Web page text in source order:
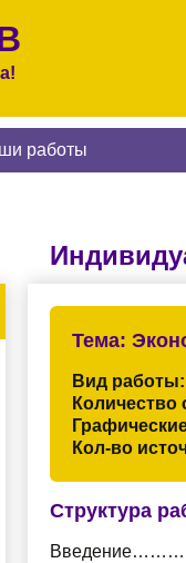
работы
Тема:
Вид работы:
Количество
Кол-во
Структура